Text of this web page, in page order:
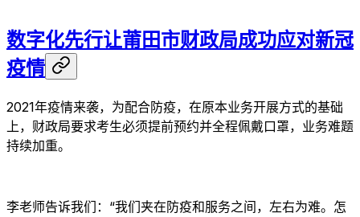
数字化先行让莆田市财政局成功应对新冠
疫情
2021年疫情来袭，为配合防疫，在原本业务开展方式的基础
上，财政局要求考生必须提前预约并全程佩戴口罩，业务难题
持续加重。
李老师告诉我们：“我们夹在防疫和服务之间，左右为难。怎